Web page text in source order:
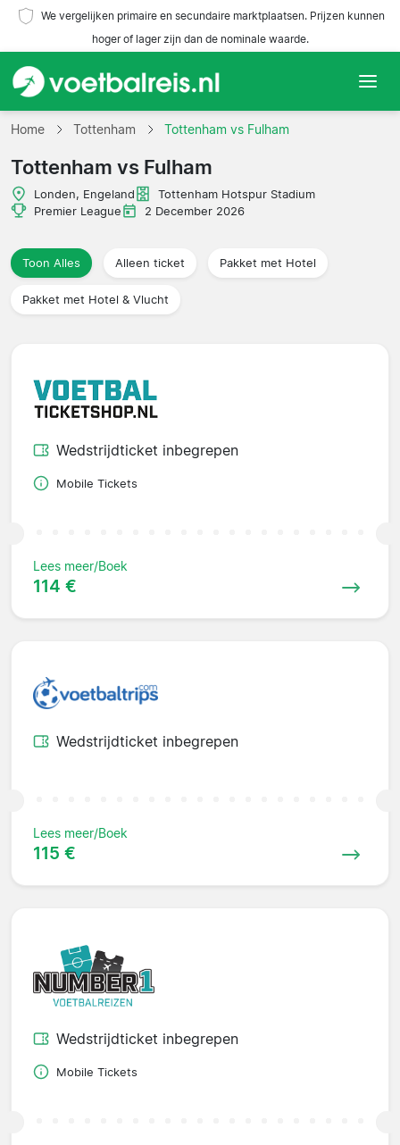
We vergelijken primaire en secundaire marktplaatsen. Prijzen kunnen
hoger of lager zijn dan de nominale waarde.
Home
Teams
Competities
Reisorganisaties
Home Tottenham Tottenham vs Fulham
Tottenham vs Fulham
Londen, Engeland
Tottenham Hotspur Stadium
Premier League
2 December 2026
Toon Alles Alleen ticket Pakket met Hotel
Pakket met Hotel & Vlucht
Wedstrijdticket inbegrepen
Mobile Tickets
Lees meer/Boek
114 €
Wedstrijdticket inbegrepen
Lees meer/Boek
115 €
Wedstrijdticket inbegrepen
Mobile Tickets